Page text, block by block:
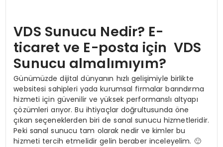
VDS Sunucu Nedir? E-
ticaret ve E-posta için VDS
Sunucu almalımıyım?
Günümüzde dijital dünyanın hızlı gelişimiyle birlikte
websitesi sahipleri yada kurumsal firmalar barındırma
hizmeti için güvenilir ve yüksek performanslı altyapı
çözümleri arıyor. Bu ihtiyaçlar doğrultusunda öne
çıkan seçeneklerden biri de sanal sunucu hizmetleridir.
Peki sanal sunucu tam olarak nedir ve kimler bu
hizmeti tercih etmelidir gelin beraber inceleyelim. 🙂